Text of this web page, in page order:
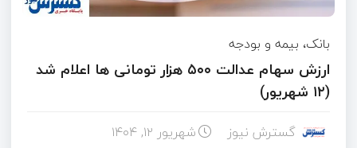
بانک، بیمه و بودجه
ارزش سهام عدالت ۵۰۰ هزار تومانی ها اعلام شد
(۱۲ شهریور)
گسترش نیوز شهریور ۱۲, ۱۴۰۴